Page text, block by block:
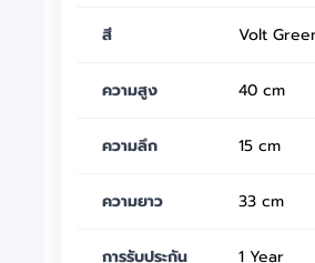
สี Volt
ความสูง 40 cm
ความลึก 15 cm
ความยาว 33 cm
การรับประกัน 1 Year